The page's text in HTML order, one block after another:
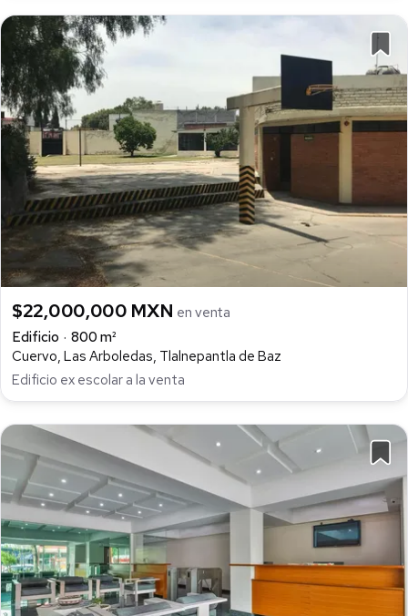
$22,000,000 MXN en venta
Edificio
800 m²
Cuervo, Las Arboledas, Tlalnepantla de Baz
Edificio ex escolar a la venta